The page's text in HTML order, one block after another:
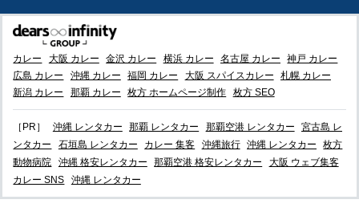
カレー 大阪 カレー 金沢 カレー 横浜 カレー 名古屋 カレー
神戸 カレー
広島 カレー
沖縄 カレー 福岡 カレー 大阪 スパイスカレー
札幌 カレー
新潟 カレー
那覇 カレー 枚方 ホームページ制作 枚方 SEO
［PR］ 沖縄 レンタカー 那覇 レンタカー 那覇空港 レンタカー
宮古島 レ
ンタカー
石垣島 レンタカー カレー 集客 沖縄旅行 沖縄 レンタカー
枚方
動物病院
沖縄 格安レンタカー 那覇空港 格安レンタカー
大阪 ウェブ集客
カレー SNS
沖縄 レンタカー